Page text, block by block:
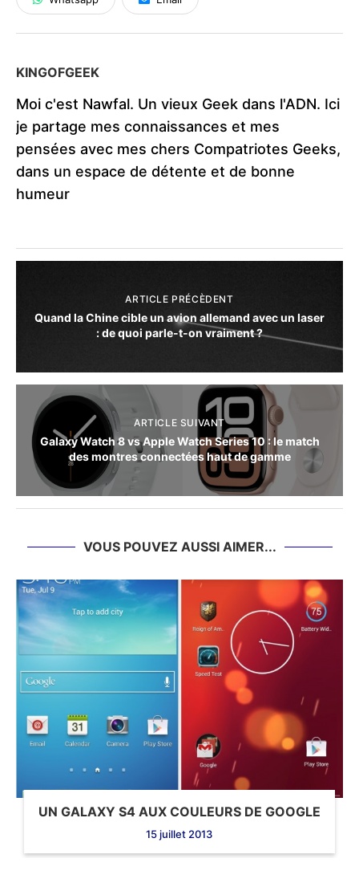
KINGOFGEEK
Moi c'est Nawfal. Un vieux Geek dans l'ADN. Ici
je partage mes connaissances et mes
pensées avec mes chers Compatriotes Geeks,
dans un espace de détente et de bonne
humeur
ARTICLE PRÉCÈDENT
Quand la Chine cible un avion allemand avec un laser
: de quoi parle-t-on vraiment ?
ARTICLE SUIVANT
Galaxy Watch 8 vs Apple Watch Series 10 : le match
des montres connectées haut de gamme
VOUS POUVEZ AUSSI AIMER...
UN GALAXY S4 AUX COULEURS DE GOOGLE
15 juillet 2013